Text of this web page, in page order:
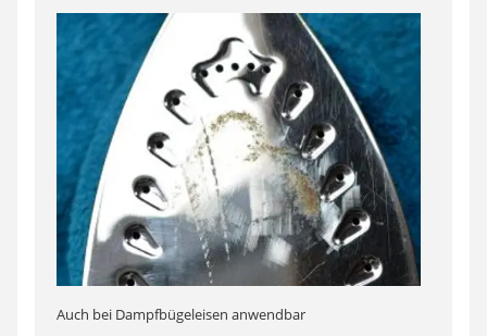
Auch bei Dampfbügeleisen anwendbar